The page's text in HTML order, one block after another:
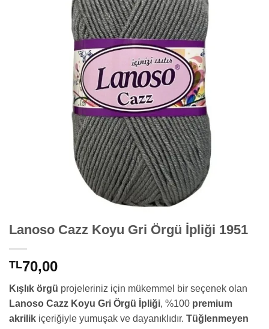
Lanoso Cazz Koyu Gri Örgü İpliği 1951
TL70,00
Kışlık örgü projeleriniz için mükemmel bir seçenek olan
Lanoso Cazz Koyu Gri Örgü İpliği, %100 premium
akrilik içeriğiyle yumuşak ve dayanıklıdır. Tüğlenmeyen